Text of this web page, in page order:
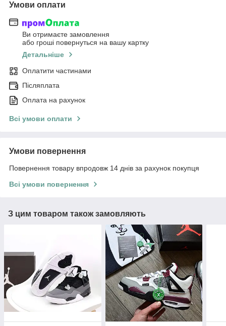
Умови оплати
Ви отримаєте замовлення
або гроші повернуться на вашу картку
Детальніше
Оплатити частинами
Післяплата
Оплата на рахунок
Всі умови оплати
Умови повернення
Повернення товару впродовж 14 днів за рахунок покупця
Всі умови повернення
З цим товаром також замовляють